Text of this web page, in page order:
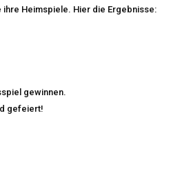
Heimspiele. Hier die Ergebnisse:
gewinnen.
gefeiert!